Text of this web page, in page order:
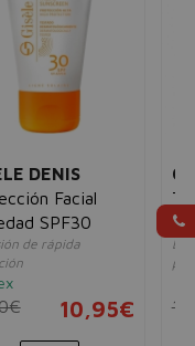
DENIS
Facial
SPF30
de rápida
10,95€